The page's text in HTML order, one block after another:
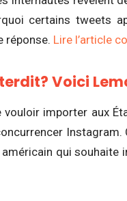
certains tweets
réponse. Lire l’article
Voici
importer aux
qui souhaite